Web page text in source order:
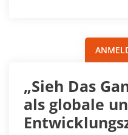
„Sieh Das
als globale